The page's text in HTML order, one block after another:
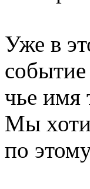
Уже в
чье имя
Мы
по